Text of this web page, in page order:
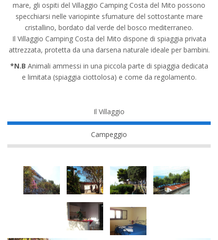
mare, gli ospiti del Villaggio Camping Costa del Mito possono
specchiarsi nelle variopinte sfumature del sottostante mare
cristallino, bordato dal verde del bosco mediterraneo.
Il Villaggio Camping Costa del Mito dispone di spiaggia privata
attrezzata, protetta da una darsena naturale ideale per bambini.
*N.B Animali ammessi in una piccola parte di spiaggia dedicata
e limitata (spiaggia ciottolosa) e come da regolamento.
Il Villaggio
Campeggio